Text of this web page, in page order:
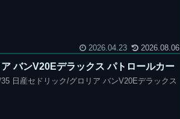
2026.04.23 2026.08.06
バンV20Eデラックス パトロールカー
日産セドリック/グロリア バンV20Eデラックス